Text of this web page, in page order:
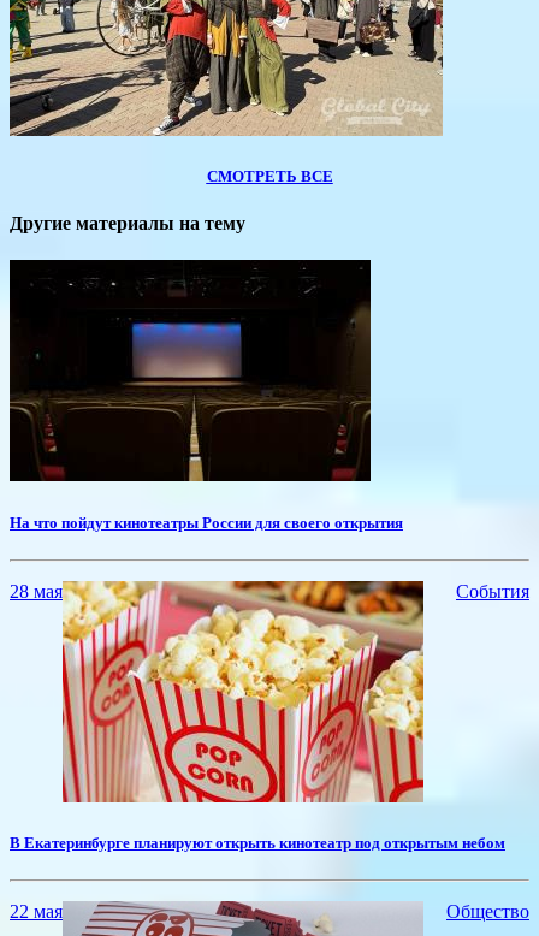
СМОТРЕТЬ ВСЕ
Другие материалы на тему
На что пойдут кинотеатры России для своего открытия
28 мая События
В Екатеринбурге планируют открыть кинотеатр под открытым небом
22 мая Общество